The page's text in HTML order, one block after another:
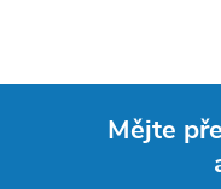
Mějte